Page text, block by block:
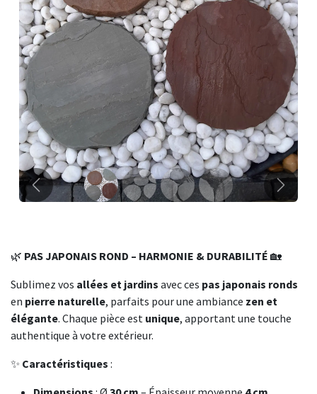
Précédent Suivant
🌿 PAS JAPONAIS ROND – HARMONIE & DURABILITÉ 🏡
Sublimez vos allées et jardins avec ces pas japonais ronds
en pierre naturelle, parfaits pour une ambiance zen et
élégante. Chaque pièce est unique, apportant une touche
authentique à votre extérieur.
✨ Caractéristiques :